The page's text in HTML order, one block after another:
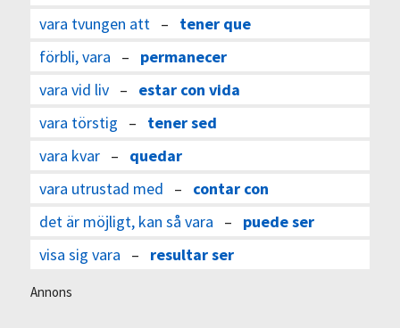
vara tvungen att – tener que
förbli, vara – permanecer
vara vid liv– estar con vida
vara törstig – tener sed
vara kvar– quedar
vara utrustad med – contar con
det är möjligt, kan så vara – puede ser
visa sig vara – resultar ser
Annons